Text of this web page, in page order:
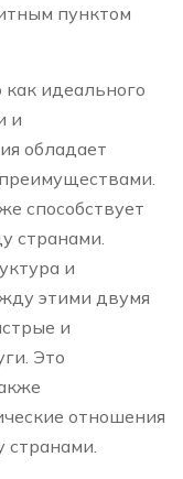
пунктом
идеального
и
обладает
способствует
странами.
и
этими двумя
и
Это
отношения